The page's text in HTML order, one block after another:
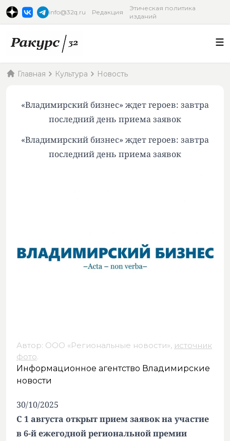
info@32q.ru Редакция
Этическая политика
изданий
Главная Культура Новость
«Владимирский бизнес» ждет героев: завтра
последний день приема заявок
«Владимирский бизнес» ждет героев: завтра
последний день приема заявок
Автор: ООО «Региональные новости», источник
фото.
Информационное агентство Владимирские
новости
30/10/2025
С 1 августа открыт прием заявок на участие
в 6-й ежегодной региональной премии